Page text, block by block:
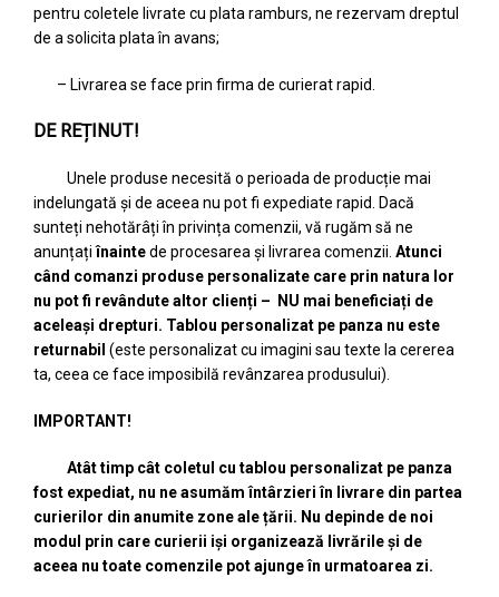
pentru coletele livrate cu plata ramburs, ne rezervam dreptul
de a solicita plata în avans;
– Livrarea se face prin firma de curierat rapid.
DE REȚINUT!
Unele produse necesită o perioada de producție mai
indelungată și de aceea nu pot fi expediate rapid. Dacă
sunteți nehotărâți în privința comenzii, vă rugăm să ne
anunțațiînaintede procesarea și livrarea comenzii. Atunci
când comanzi produse personalizate care prin natura lor
nu pot fi revândute altor clienți – NU mai beneficiați de
aceleași drepturi. Tablou personalizat pe panza nu este
returnabil (este personalizat cu imagini sau texte la cererea
ta, ceea ce face imposibilă revânzarea produsului).
IMPORTANT!
Atât timp cât coletul cu tablou personalizat pe panza
fost expediat, nu ne asumăm întârzieri în livrare din partea
curierilor din anumite zone ale țării. Nu depinde de noi
modul prin care curierii iși organizează livrările și de
aceea nu toate comenzile pot ajunge în urmatoarea zi.